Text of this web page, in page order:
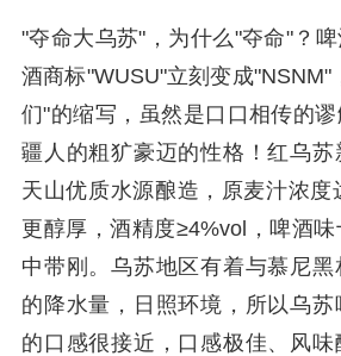
"夺命大乌苏"，为什么"夺命"？
酒商标"WUSU"立刻变成"NSNM"
们"的缩写，虽然是口口相传的
疆人的粗犷豪迈的性格！红乌
天山优质水源酿造，原麦汁浓度
更醇厚，酒精度≥4%vol，啤酒
中带刚。乌苏地区有着与慕尼
的降水量，日照环境，所以乌
的口感很接近，口感极佳、风味